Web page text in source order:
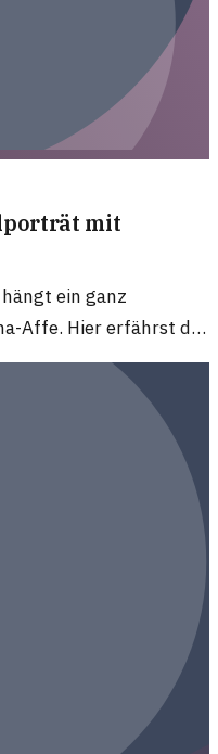
mit
ein ganz
Affe. Hier erfährst du,
warum er dort hängt.